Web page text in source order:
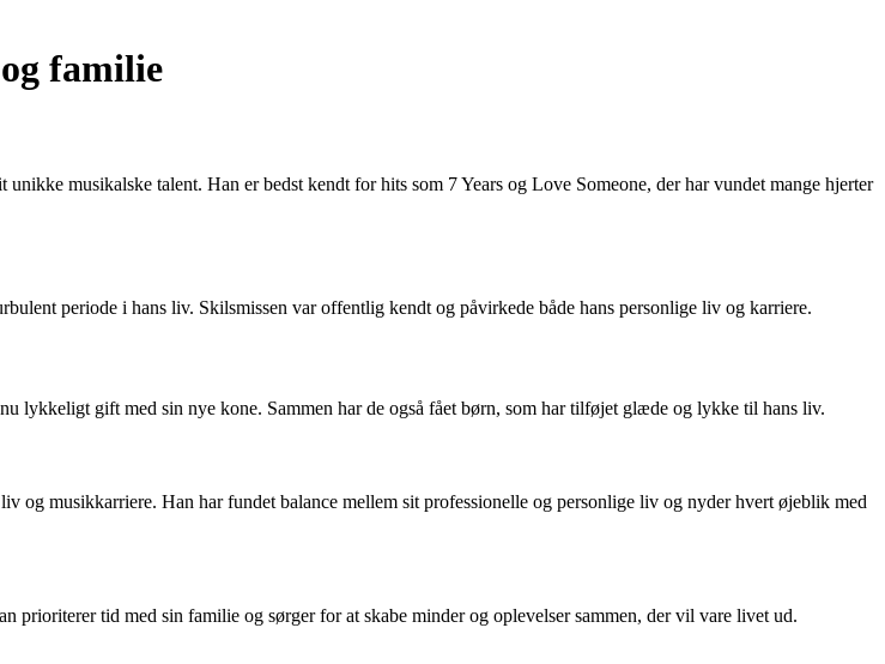
familie
musikalske talent. Han er bedst kendt for hits som 7 Years og Love Someone, der har vundet mange hjerter
periode i hans liv. Skilsmissen var offentlig kendt og påvirkede både hans personlige liv og karriere.
lykkeligt gift med sin nye kone. Sammen har de også fået børn, som har tilføjet glæde og lykke til hans liv.
og musikkarriere. Han har fundet balance mellem sit professionelle og personlige liv og nyder hvert øjeblik med
tid med sin familie og sørger for at skabe minder og oplevelser sammen, der vil vare livet ud.